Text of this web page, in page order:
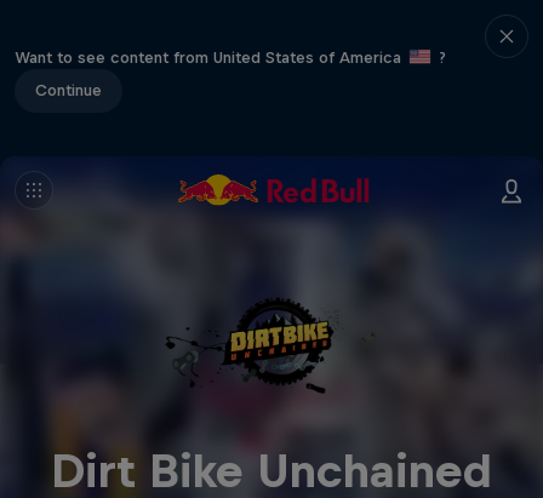
Want to see content from United States of America
?
Continue
Dirt Bike Unchained